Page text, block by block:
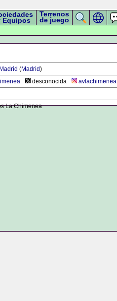
Equipos
Terrenos
de juego
Madrid (Madrid)
desconocida
avlachimenea
La Chimenea